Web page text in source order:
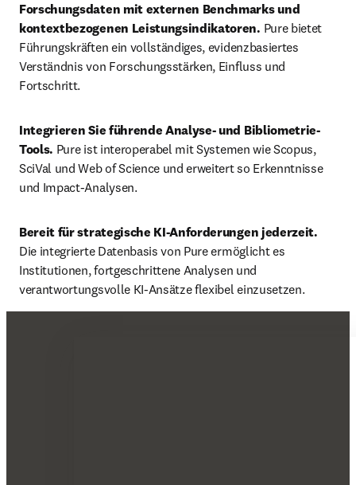
Forschungsdaten mit externen Benchmarks und
kontextbezogenen Leistungsindikatoren. Pure bietet
Führungskräften ein vollständiges, evidenzbasiertes
Verständnis von Forschungsstärken, Einfluss und
Fortschritt.
Integrieren Sie führende Analyse- und Bibliometrie-
Tools. Pure ist interoperabel mit Systemen wie Scopus,
SciVal und Web of Science und erweitert so Erkenntnisse
und Impact-Analysen.
Die integrierte Datenbasis von Pure ermöglicht es
Institutionen, fortgeschrittene Analysen und
verantwortungsvolle KI-Ansätze flexibel einzusetzen.